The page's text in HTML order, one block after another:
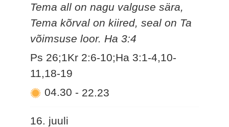
Tema all on nagu valguse sära,
Tema kõrval on kiired, seal on Ta
võimsuse loor. Ha 3:4
Ps 26;1Kr 2:6-10;Ha 3:1-4,10-
11,18-19
04.30 - 22.23
16. juuli